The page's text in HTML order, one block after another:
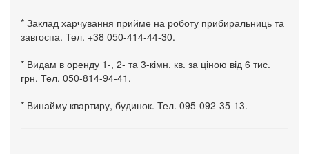
* Заклад харчування прийме на роботу прибиральниць та
завгоспа. Тел. +38 050-414-44-30.
* Видам в оренду 1-, 2- та 3-кімн. кв. за ціною від 6 тис.
грн. Тел. 050-814-94-41.
* Винайму квартиру, будинок. Тел. 095-092-35-13.